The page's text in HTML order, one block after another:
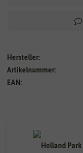
Hersteller:
Artikelnummer:
EAN: